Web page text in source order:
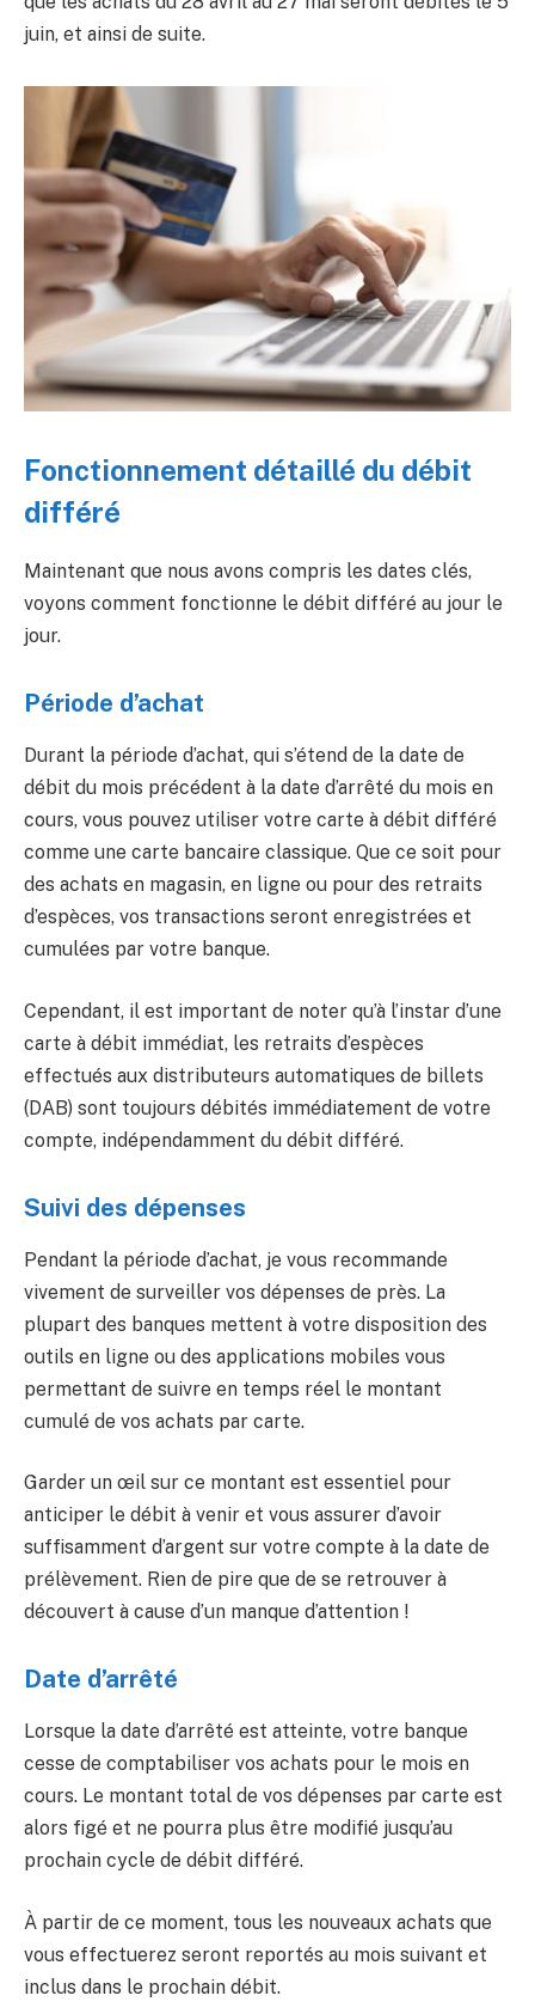
juin, et ainsi de suite.
Fonctionnement détaillé du débit
différé
Maintenant que nous avons compris les dates clés,
voyons comment fonctionne le débit différé au jour le
jour.
Période d’achat
Durant la période d’achat, qui s’étend de la date de
débit du mois précédent à la date d’arrêté du mois en
cours, vous pouvez utiliser votre carte à débit différé
comme une carte bancaire classique. Que ce soit pour
des achats en magasin, en ligne ou pour des retraits
d’espèces, vos transactions seront enregistrées et
cumulées par votre banque.
Cependant, il est important de noter qu’à l’instar d’une
carte à débit immédiat, les retraits d’espèces
effectués aux distributeurs automatiques de billets
(DAB) sont toujours débités immédiatement de votre
compte, indépendamment du débit différé.
Suivi des dépenses
Pendant la période d’achat, je vous recommande
vivement de surveiller vos dépenses de près. La
plupart des banques mettent à votre disposition des
outils en ligne ou des applications mobiles vous
permettant de suivre en temps réel le montant
cumulé de vos achats par carte.
Garder un œil sur ce montant est essentiel pour
anticiper le débit à venir et vous assurer d’avoir
suffisamment d’argent sur votre compte à la date de
prélèvement. Rien de pire que de se retrouver à
découvert à cause d’un manque d’attention !
Date d’arrêté
Lorsque la date d’arrêté est atteinte, votre banque
cesse de comptabiliser vos achats pour le mois en
cours. Le montant total de vos dépenses par carte est
alors figé et ne pourra plus être modifié jusqu’au
prochain cycle de débit différé.
À partir de ce moment, tous les nouveaux achats que
vous effectuerez seront reportés au mois suivant et
inclus dans le prochain débit.